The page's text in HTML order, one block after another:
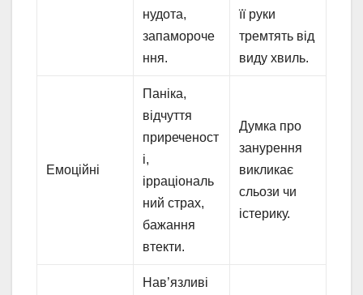
нудота,
запамороче
ння.
її руки
тремтять від
виду хвиль.
Емоційні
Паніка,
відчуття
приреченост
і,
ірраціональ
ний страх,
бажання
втекти.
Думка про
занурення
викликає
сльози чи
істерику.
Нав’язливі